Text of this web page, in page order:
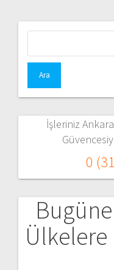
İşleriniz
0